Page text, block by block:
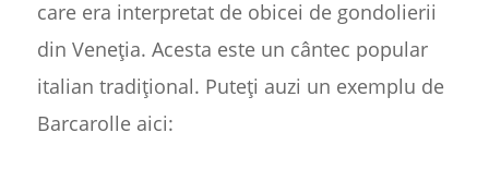
care era interpretat de obicei de gondolierii
din Veneția. Acesta este un cântec popular
italian tradițional. Puteți auzi un exemplu de
Barcarolle aici: